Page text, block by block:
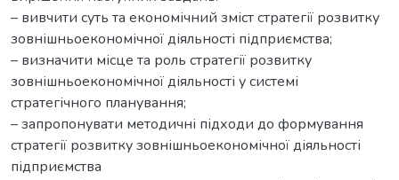
– вивчити суть та економічний зміст стратегії розвитку
зовнішньоекономічної діяльності підприємства;
– визначити місце та роль стратегії розвитку
зовнішньоекономічної діяльності у системі
стратегічного планування;
– запропонувати методичні підходи до формування
стратегії розвитку зовнішньоекономічної діяльності
підприємства